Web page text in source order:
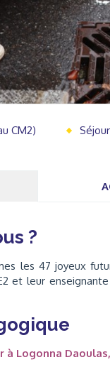
CM2)
?
les 47 joyeux
et leur
à Logonna